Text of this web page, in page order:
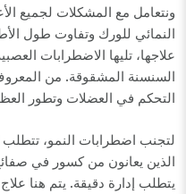
ونتعامل مع المشكلات لجميع
النمائي للورك وتفاوت طول
علاجها، تليها الاضطرابات
السنسنة المشقوقة. من
التحكم في العضلات وتطور
لتجنب اضطرابات النمو، تتطلب
الذين يعانون من كسور في
يتطلب إدارة دقيقة. يتم هنا